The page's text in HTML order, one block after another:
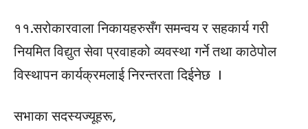
११.सरोकारवाला निकायहरुसँग समन्वय र सहकार्य गरी
नियमित विद्युत सेवा प्रवाहको व्यवस्था गर्ने तथा काठेपोल
विस्थापन कार्यक्रमलाई निरन्तरता दिईनेछ ।
सभाका सदस्यज्यूहरू,